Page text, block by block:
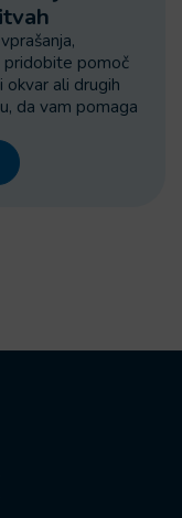
pomoč
okvar ali drugih
da vam pomaga